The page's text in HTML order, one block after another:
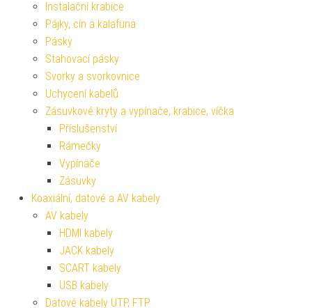
Instalační krabice
Pájky, cín a kalafuna
Pásky
Stahovací pásky
Svorky a svorkovnice
Uchycení kabelů
Zásuvkové kryty a vypínače, krabice, víčka
Příslušenství
Rámečky
Vypínače
Zásuvky
Koaxiální, datové a AV kabely
AV kabely
HDMI kabely
JACK kabely
SCART kabely
USB kabely
Datové kabely UTP, FTP